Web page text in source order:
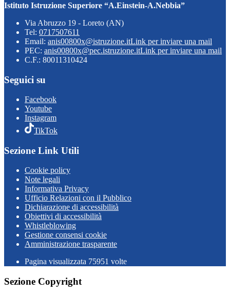
Istituto Istruzione Superiore “A.Einstein-A.Nebbia”
Via Abruzzo 19 - Loreto (AN)
Tel: 0717507611
Email: anis00800x@istruzione.itLink per inviare una mail
PEC: anis00800x@pec.istruzione.itLink per inviare una mail
C.F.: 80011310424
Seguici su
Facebook
Youtube
Instagram
TikTok
Sezione Link Utili
Cookie policy
Note legali
Informativa Privacy
Ufficio Relazioni con il Pubblico
Dichiarazione di accessibilità
Obiettivi di accessibilità
Whistleblowing
Gestione consensi cookie
Amministrazione trasparente
Pagina visualizzata 75951 volte
Sezione Copyright